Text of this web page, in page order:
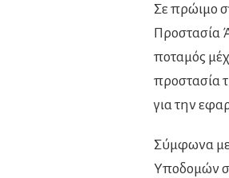
Σε πρώιμο
Προστασία
ποταμός
προστασία
για την
Σύμφωνα
Υποδομών